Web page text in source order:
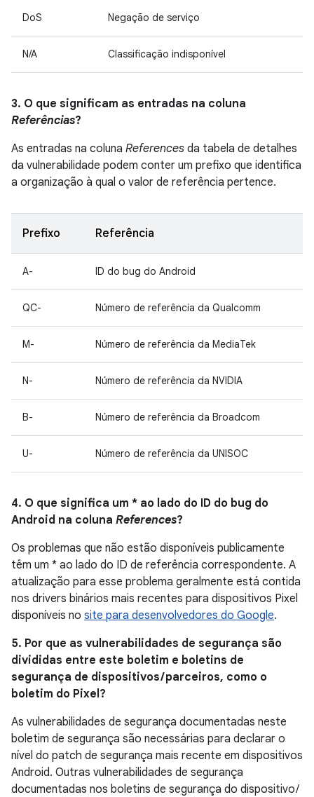
DoS Negação de serviço
N/A Classificação indisponível
3. O que significam as entradas na coluna
Referências?
As entradas na coluna References da tabela de detalhes
da vulnerabilidade podem conter um prefixo que identifica
a organização à qual o valor de referência pertence.
Prefixo Referência
A- ID do bug do Android
QC- Número de referência da Qualcomm
M- Número de referência da MediaTek
N- Número de referência da NVIDIA
B- Número de referência da Broadcom
U- Número de referência da UNISOC
4. O que significa um * ao lado do ID do bug do
Android na coluna References?
Os problemas que não estão disponíveis publicamente
têm um * ao lado do ID de referência correspondente. A
atualização para esse problema geralmente está contida
nos drivers binários mais recentes para dispositivos Pixel
disponíveis no site para desenvolvedores do Google.
5. Por que as vulnerabilidades de segurança são
divididas entre este boletim e boletins de
segurança de dispositivos / parceiros, como o
boletim do Pixel?
As vulnerabilidades de segurança documentadas neste
boletim de segurança são necessárias para declarar o
nível do patch de segurança mais recente em dispositivos
Android. Outras vulnerabilidades de segurança
documentadas nos boletins de segurança do dispositivo /